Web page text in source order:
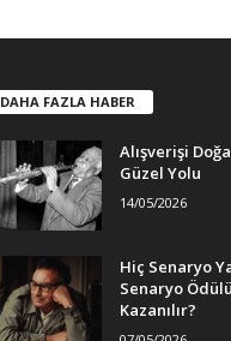
DAHA FAZLA HABER
Alışverişi
Güzel Yolu
14/05/2026
Hiç Senaryo
Senaryo
Kazanılır?